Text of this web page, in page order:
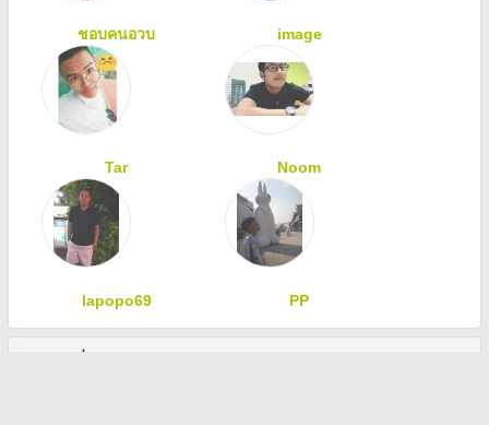
ชอบคนอวบ image
Tar Noom
lapopo69 PP